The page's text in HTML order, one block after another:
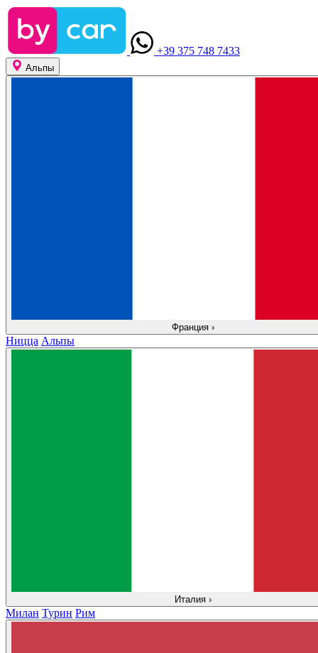
+39 375 748 7433
Альпы
Франция ›
Ницца Альпы
Италия ›
Милан Турин Рим